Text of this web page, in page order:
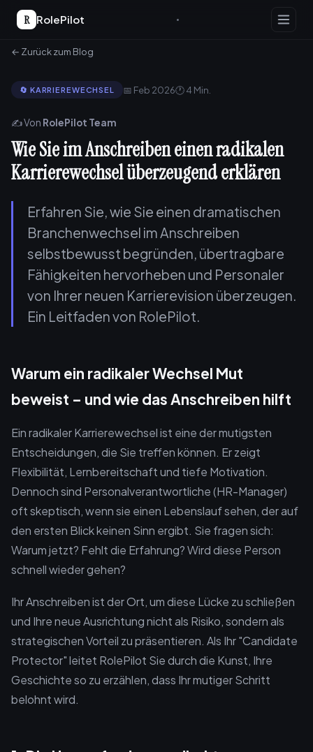
R RolePilot
← Zurück zum Blog
🔄 KARRIEREWECHSEL 📅 Feb 2026🕐 4 Min.
✍️ Von RolePilot Team
Wie Sie im Anschreiben einen radikalen
Karrierewechsel überzeugend erklären
Erfahren Sie, wie Sie einen dramatischen
Branchenwechsel im Anschreiben
selbstbewusst begründen, übertragbare
Fähigkeiten hervorheben und Personaler
von Ihrer neuen Karrierevision überzeugen.
Ein Leitfaden von RolePilot.
Warum ein radikaler Wechsel Mut
beweist – und wie das Anschreiben hilft
Ein radikaler Karrierewechsel ist eine der mutigsten
Entscheidungen, die Sie treffen können. Er zeigt
Flexibilität, Lernbereitschaft und tiefe Motivation.
Dennoch sind Personalverantwortliche (HR-Manager)
oft skeptisch, wenn sie einen Lebenslauf sehen, der auf
den ersten Blick keinen Sinn ergibt. Sie fragen sich:
Warum jetzt? Fehlt die Erfahrung? Wird diese Person
schnell wieder gehen?
Ihr Anschreiben ist der Ort, um diese Lücke zu schließen
und Ihre neue Ausrichtung nicht als Risiko, sondern als
strategischen Vorteil zu präsentieren. Als Ihr "Candidate
Protector" leitet RolePilot Sie durch die Kunst, Ihre
Geschichte so zu erzählen, dass Ihr mutiger Schritt
belohnt wird.